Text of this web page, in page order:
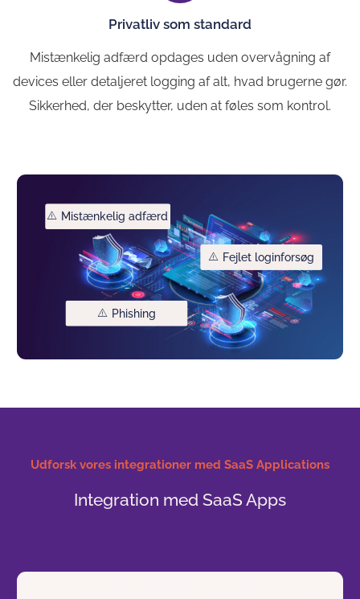
Privatliv som standard
Mistænkelig adfærd opdages uden overvågning af
devices eller detaljeret logging af alt, hvad brugerne gør.
Sikkerhed, der beskytter, uden at føles som kontrol.
Fejlet loginforsøg
Mistænkelig adfærd
Phishing
Udforsk vores integrationer med SaaS Applications
Integration med SaaS Apps